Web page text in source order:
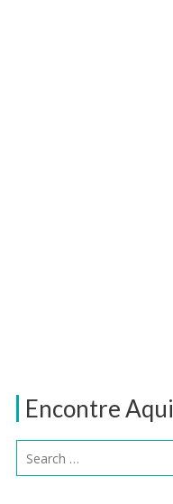
Encontre Aqui